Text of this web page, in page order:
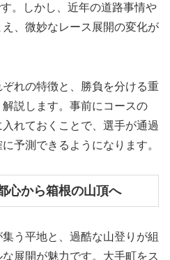
。しかし、近年の道路事情や
、微妙なレース展開の変化が
れの特徴と、勝負を分ける重
説します。事前にコースの
入れておくことで、選手が通過
予測できるようになります。
心から箱根の山頂へ
う平地と、過酷な山登りが組
展開が魅力です。大手町をス